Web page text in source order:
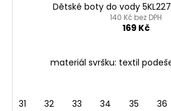
Dětské boty do vody
140 Kč bez DPH
169 Kč
materiál svršku: textil
31 32 33 34 35 36